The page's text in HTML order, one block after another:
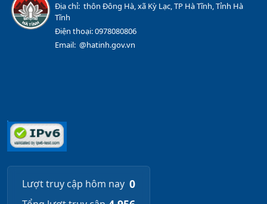
Địa chỉ: thôn Đông Hà, xã Kỳ Lạc, TP Hà Tĩnh, Tỉnh Hà
Tĩnh
Điện thoại: 0978080806
Email: @hatinh.gov.vn
Lượt truy cập hôm nay 0